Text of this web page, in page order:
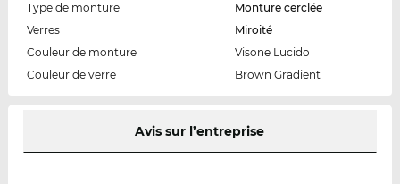
Type de monture
Monture cerclée
Verres
Miroité
Couleur de monture
Visone Lucido
Couleur de verre
Brown Gradient
Avis sur l’entreprise